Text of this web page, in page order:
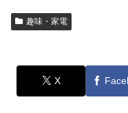
趣味・家電
X